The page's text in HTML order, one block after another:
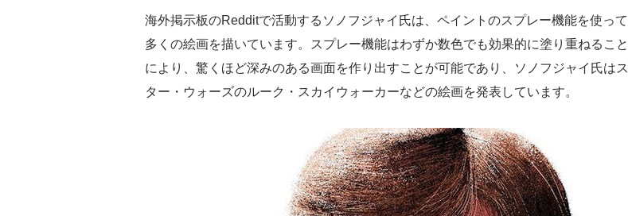
海外掲示板のRedditで活動するソノフジャイ氏は、ペイントのスプレー機能を使って
多くの絵画を描いています。スプレー機能はわずか数色でも効果的に塗り重ねること
により、驚くほど深みのある画面を作り出すことが可能であり、ソノフジャイ氏はス
ター・ウォーズのルーク・スカイウォーカーなどの絵画を発表しています。